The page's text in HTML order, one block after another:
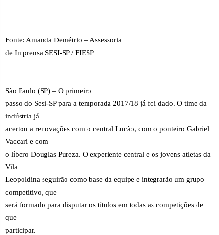
Fonte: Amanda Demétrio – Assessoria
de Imprensa SESI-SP / FIESP
São Paulo (SP) – O primeiro
passo do Sesi-SP para a temporada 2017/18 já foi dado. O time da
indústria já
acertou a renovações com o central Lucão, com o ponteiro Gabriel
Vaccari e com
o líbero Douglas Pureza. O experiente central e os jovens atletas da
Vila
Leopoldina seguirão como base da equipe e integrarão um grupo
competitivo, que
será formado para disputar os títulos em todas as competições de
que
participar.